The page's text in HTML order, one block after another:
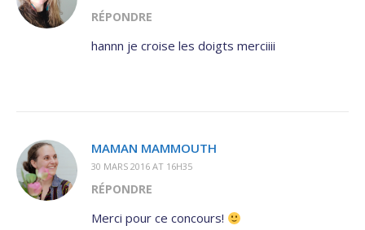
RÉPONDRE
hannn je croise les doigts merciiii
MAMAN MAMMOUTH
30 MARS 2016 AT 16H35
RÉPONDRE
Merci pour ce concours!